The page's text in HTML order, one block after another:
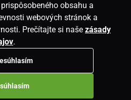
living.sk
obsahu a
webových stránok a
Prečítajte si naše zásady
.